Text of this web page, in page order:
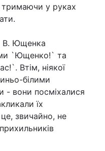
тримаючи у руках
В. Ющенка
`Ющенко!` та
Втім, ніякої
білими
- вони посміхалися
їх
звичайно, не